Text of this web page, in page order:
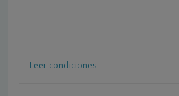
Leer condiciones